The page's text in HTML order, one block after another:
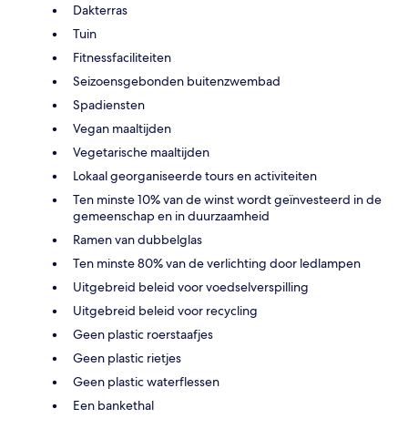
Dakterras
Tuin
Fitnessfaciliteiten
Seizoensgebonden buitenzwembad
Spadiensten
Vegan maaltijden
Vegetarische maaltijden
Lokaal georganiseerde tours en activiteiten
Ten minste 10% van de winst wordt geïnvesteerd in de
gemeenschap en in duurzaamheid
Ramen van dubbelglas
Ten minste 80% van de verlichting door ledlampen
Uitgebreid beleid voor voedselverspilling
Uitgebreid beleid voor recycling
Geen plastic roerstaafjes
Geen plastic rietjes
Geen plastic waterflessen
Een bankethal